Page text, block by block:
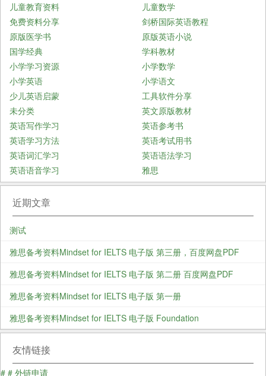
儿童教育资料
儿童数学
免费资料分享
剑桥国际英语教程
原版医学书
原版英语小说
国学经典
学科教材
小学学习资源
小学数学
小学英语
小学语文
少儿英语启蒙
工具软件分享
未分类
英文原版教材
英语写作学习
英语参考书
英语学习方法
英语考试用书
英语词汇学习
英语语法学习
英语语音学习
雅思
近期文章
测试
雅思备考资料Mindset for IELTS 电子版 第三册，百度网盘PDF
雅思备考资料Mindset for IELTS 电子版 第二册 百度网盘PDF
雅思备考资料Mindset for IELTS 电子版 第一册
雅思备考资料Mindset for IELTS 电子版 Foundation
友情链接
# # 外链申请